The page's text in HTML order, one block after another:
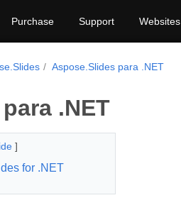
Purchase Support Websites
Aspose.Slides para .NET
.NET
]
for .NET